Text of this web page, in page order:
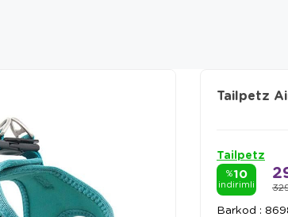
Tailpetz
Tailpetz
%10
indirimli
Barkod :